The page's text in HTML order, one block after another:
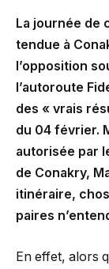
La journée de
tendue à
l’opposition
l’autoroute
des « vrais
du 04 février.
autorisée par
de Conakry,
itinéraire,
paires
En effet, alors